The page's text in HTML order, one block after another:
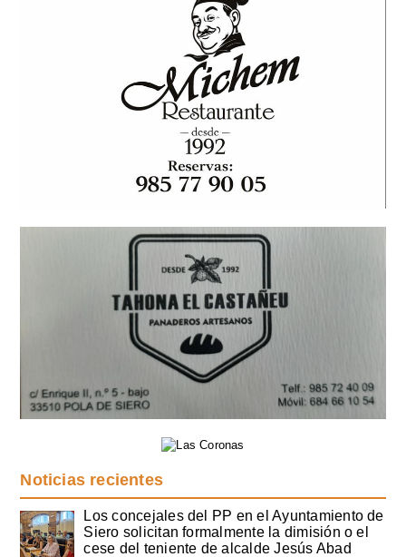
Noticias recientes
Los concejales del PP en el Ayuntamiento de
Siero solicitan formalmente la dimisión o el
cese del teniente de alcalde Jesús Abad